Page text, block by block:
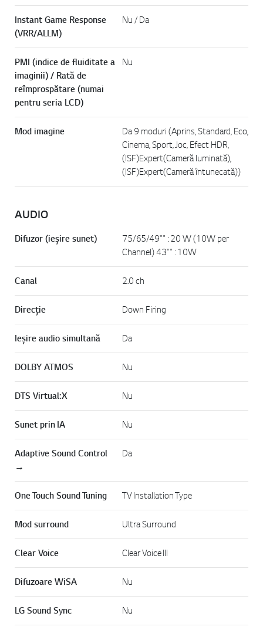
Instant Game Response
(VRR/ALLM)
Nu / Da
PMI (indice de fluiditate a
imaginii) / Rată de
reîmprospătare (numai
pentru seria LCD)
Nu
Mod imagine
Da 9 moduri (Aprins, Standard, Eco,
Cinema, Sport, Joc, Efect HDR,
(ISF)Expert(Cameră luminată),
(ISF)Expert(Cameră întunecată))
AUDIO
Difuzor (ieșire sunet)
75/65/49"" : 20 W (10W per
Channel) 43"" : 10W
Canal 2.0 ch
Direcție Down Firing
Ieșire audio simultană Da
DOLBY ATMOS Nu
DTS Virtual:X Nu
Sunet prin IA Nu
Adaptive Sound Control
→
Da
One Touch Sound Tuning TV Installation Type
Mod surround Ultra Surround
Clear Voice Clear Voice III
Difuzoare WiSA Nu
LG Sound Sync Nu